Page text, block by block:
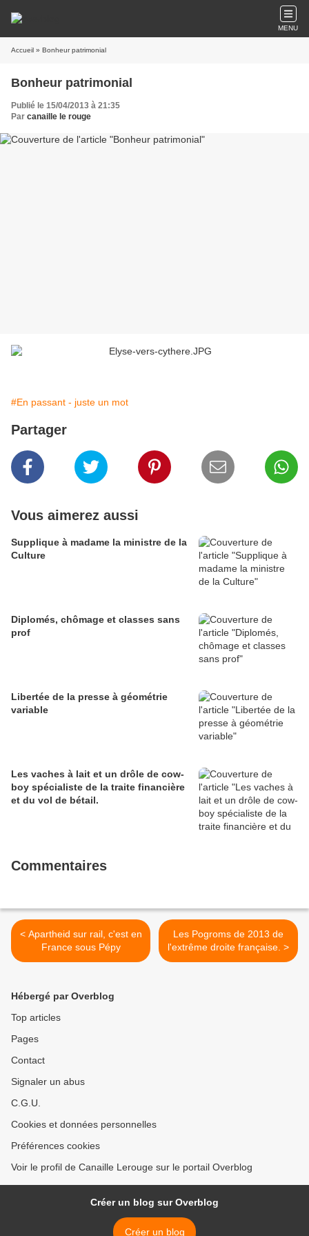
MENU
Accueil » Bonheur patrimonial
Bonheur patrimonial
Publié le 15/04/2013 à 21:35
Par canaille le rouge
#En passant - juste un mot
Partager
Vous aimerez aussi
Supplique à madame la ministre de la
Culture
Diplomés, chômage et classes sans
prof
Libertée de la presse à géométrie
variable
Les vaches à lait et un drôle de cow-
boy spécialiste de la traite financière
et du vol de bétail.
Commentaires
< Apartheid sur rail, c'est en
France sous Pépy
Les Pogroms de 2013 de
l'extrême droite française. >
Hébergé par Overblog
Top articles
Pages
Contact
Signaler un abus
C.G.U.
Cookies et données personnelles
Préférences cookies
Voir le profil de Canaille Lerouge sur le portail Overblog
Créer un blog sur Overblog
Créer un blog